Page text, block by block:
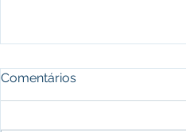
Comentários